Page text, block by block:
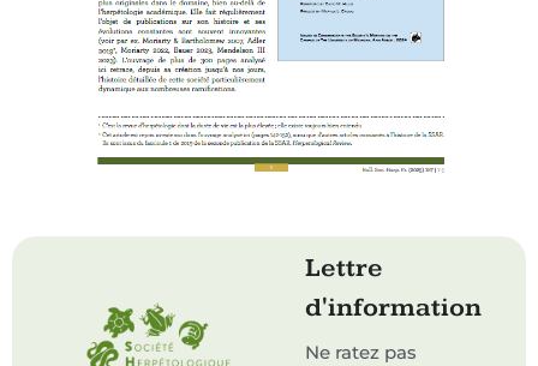
Lettre
d'information
Ne ratez pas